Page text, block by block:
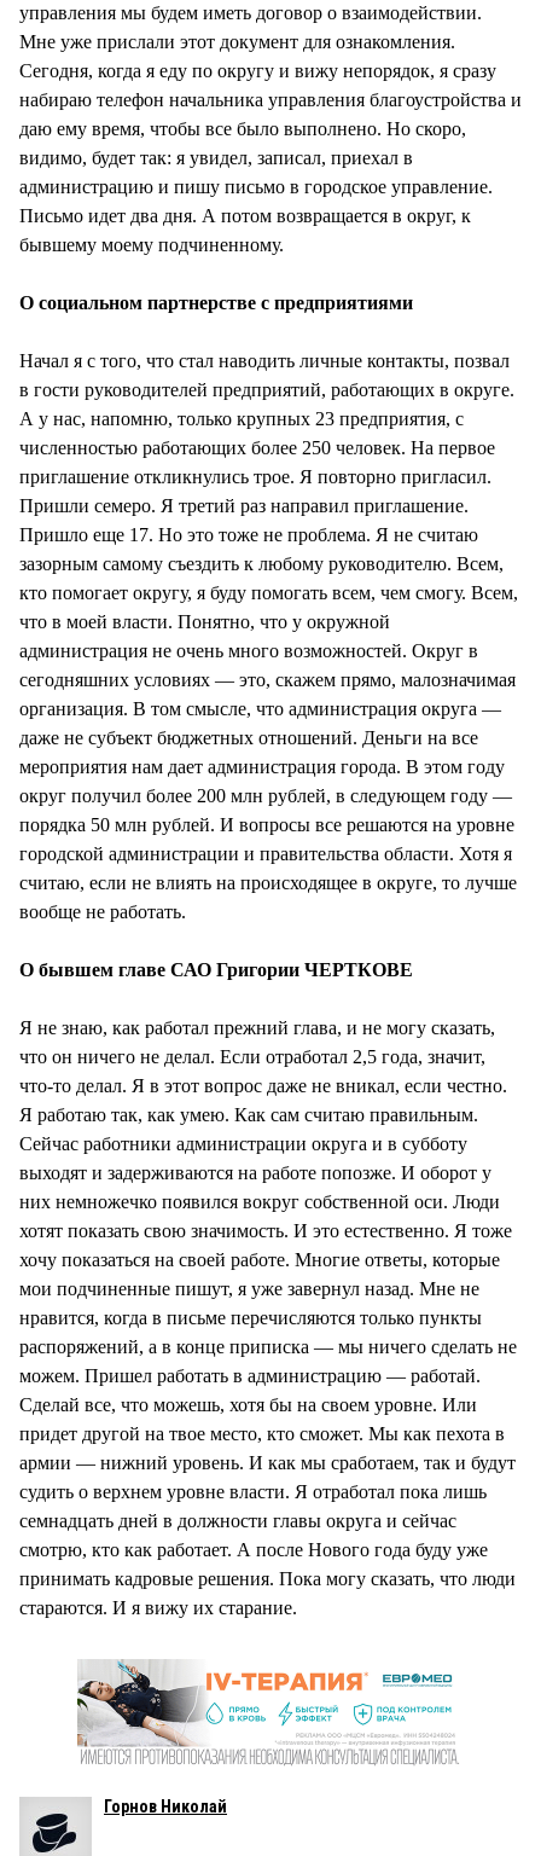
управления мы будем иметь договор о взаимодействии.
Мне уже прислали этот документ для ознакомления.
Сегодня, когда я еду по округу и вижу непорядок, я сразу
набираю телефон начальника управления благоустройства и
даю ему время, чтобы все было выполнено. Но скоро,
видимо, будет так: я увидел, записал, приехал в
администрацию и пишу письмо в городское управление.
Письмо идет два дня. А потом возвращается в округ, к
бывшему моему подчиненному.
О социальном партнерстве с предприятиями
Начал я с того, что стал наводить личные контакты, позвал
в гости руководителей предприятий, работающих в округе.
А у нас, напомню, только крупных 23 предприятия, с
численностью работающих более 250 человек. На первое
приглашение откликнулись трое. Я повторно пригласил.
Пришли семеро. Я третий раз направил приглашение.
Пришло еще 17. Но это тоже не проблема. Я не считаю
зазорным самому съездить к любому руководителю. Всем,
кто помогает округу, я буду помогать всем, чем смогу. Всем,
что в моей власти. Понятно, что у окружной
администрация не очень много возможностей. Округ в
сегодняшних условиях — это, скажем прямо, малозначимая
организация. В том смысле, что администрация округа —
даже не субъект бюджетных отношений. Деньги на все
мероприятия нам дает администрация города. В этом году
округ получил более 200 млн рублей, в следующем году —
порядка 50 млн рублей. И вопросы все решаются на уровне
городской администрации и правительства области. Хотя я
считаю, если не влиять на происходящее в округе, то лучше
вообще не работать.
О бывшем главе САО Григории ЧЕРТКОВЕ
Я не знаю, как работал прежний глава, и не могу сказать,
что он ничего не делал. Если отработал 2,5 года, значит,
что-то делал. Я в этот вопрос даже не вникал, если честно.
Я работаю так, как умею. Как сам считаю правильным.
Сейчас работники администрации округа и в субботу
выходят и задерживаются на работе попозже. И оборот у
них немножечко появился вокруг собственной оси. Люди
хотят показать свою значимость. И это естественно. Я тоже
хочу показаться на своей работе. Многие ответы, которые
мои подчиненные пишут, я уже завернул назад. Мне не
нравится, когда в письме перечисляются только пункты
распоряжений, а в конце приписка — мы ничего сделать не
можем. Пришел работать в администрацию — работай.
Сделай все, что можешь, хотя бы на своем уровне. Или
придет другой на твое место, кто сможет. Мы как пехота в
армии — нижний уровень. И как мы сработаем, так и будут
судить о верхнем уровне власти. Я отработал пока лишь
семнадцать дней в должности главы округа и сейчас
смотрю, кто как работает. А после Нового года буду уже
принимать кадровые решения. Пока могу сказать, что люди
стараются. И я вижу их старание.
Горнов Николай